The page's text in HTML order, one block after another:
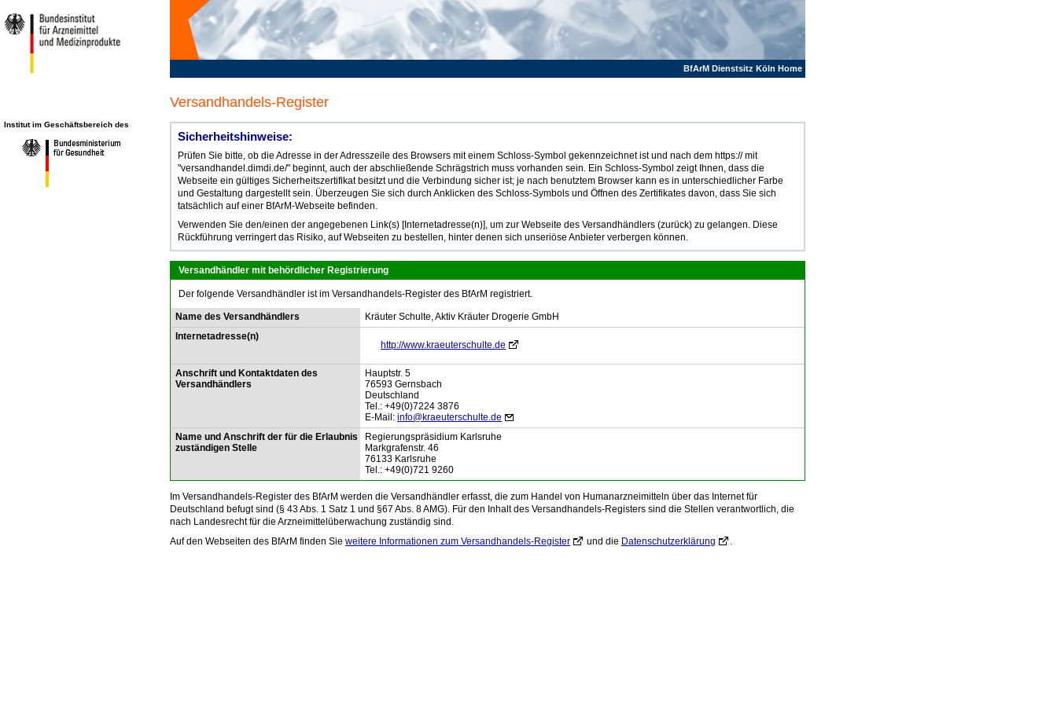
BfArM Dienstsitz Köln Home
Institut im Geschäftsbereich des
Versandhandels-Register
Sicherheitshinweise:
Prüfen Sie bitte, ob die Adresse in der Adresszeile des Browsers mit einem Schloss-Symbol gekennzeichnet ist und nach dem https:// mit
"versandhandel.dimdi.de/" beginnt, auch der abschließende Schrägstrich muss vorhanden sein. Ein Schloss-Symbol zeigt Ihnen, dass die
Webseite ein gültiges Sicherheitszertifikat besitzt und die Verbindung sicher ist; je nach benutztem Browser kann es in unterschiedlicher Farbe
und Gestaltung dargestellt sein. Überzeugen Sie sich durch Anklicken des Schloss-Symbols und Öffnen des Zertifikates davon, dass Sie sich
tatsächlich auf einer BfArM-Webseite befinden.
Verwenden Sie den/einen der angegebenen Link(s) [Internetadresse(n)], um zur Webseite des Versandhändlers (zurück) zu gelangen. Diese
Rückführung verringert das Risiko, auf Webseiten zu bestellen, hinter denen sich unseriöse Anbieter verbergen können.
Versandhändler mit behördlicher Registrierung
Der folgende Versandhändler ist im Versandhandels-Register des BfArM registriert.
Name des Versandhändlers
Kräuter Schulte, Aktiv Kräuter Drogerie GmbH
Internetadresse(n)
http://www.kraeuterschulte.de
Anschrift und Kontaktdaten des
Versandhändlers
Hauptstr. 5
76593 Gernsbach
Deutschland
Tel.: +49(0)7224 3876
E-Mail: info@kraeuterschulte.de
Name und Anschrift der für die Erlaubnis
zuständigen Stelle
Regierungspräsidium Karlsruhe
Markgrafenstr. 46
76133 Karlsruhe
Tel.: +49(0)721 9260
Im Versandhandels-Register des BfArM werden die Versandhändler erfasst, die zum Handel von Humanarzneimitteln über das Internet für
Deutschland befugt sind (§ 43 Abs. 1 Satz 1 und §67 Abs. 8 AMG). Für den Inhalt des Versandhandels-Registers sind die Stellen verantwortlich, die
nach Landesrecht für die Arzneimittelüberwachung zuständig sind.
Auf den Webseiten des BfArM finden Sie weitere Informationen zum Versandhandels-Register und die Datenschutzerklärung .